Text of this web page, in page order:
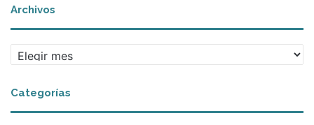
Archivos
r
h
i
Categorías